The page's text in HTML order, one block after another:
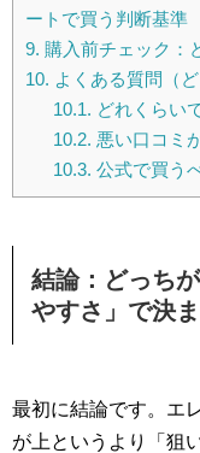
ートで買う判断基準
9. 購入前チェック：
10. よくある質問（
10.1. どれくらい
10.2. 悪い口コミ
10.3. 公式で買う
結論：どっち
やすさ」で決
最初に結論です。エ
が上というより「狙